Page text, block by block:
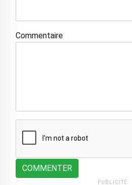
Commentaire
COMMENTER
PUBLICITÉ